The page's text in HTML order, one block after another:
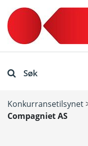
Søk
Konkurransetilsynet
Compagniet AS